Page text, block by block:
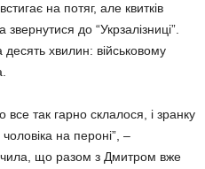
на потяг, але квитків
до “Укрзалізниці”.
хвилин: військовому
так гарно склалося, і зранку
на пероні”, –
що разом з Дмитром вже